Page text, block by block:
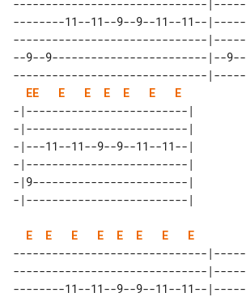
------------------------------|-----
--------11--11--9--9--11--11--|-----
------------------------------|-----
--9--9------------------------|--9--
------------------------------|-----
EE E E E E E
E
-|-------------------------|
-|-------------------------|
-|---11--11--9--9--11--11--|
-|-------------------------|
-|9------------------------|
E E E E E E E
E
------------------------------|-----
------------------------------|-----
--------11--11--9--9--11--11--|-----